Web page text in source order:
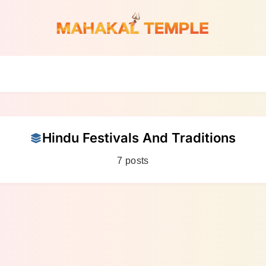
Hindu Festivals And Traditions
7 posts